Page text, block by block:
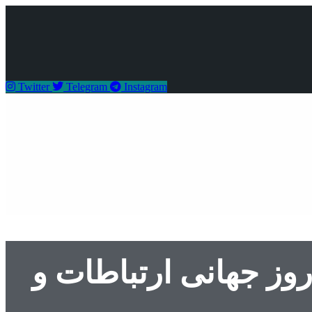
Twitter Telegram Instagram
جهانی ارتباطات و